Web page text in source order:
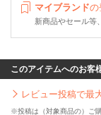
マイブランドの
新商品やセール等
このアイテムへのお客
レビュー投稿で最
※投稿は（対象商品の）ご